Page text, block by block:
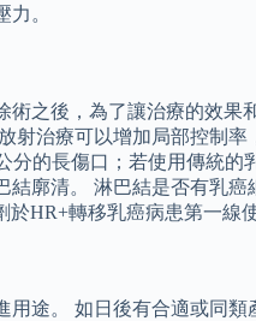
。
之後，為了讓治療的效
射治療可以增加局部控制
的長傷口；若使用傳統
廓清。 淋巴結是否有乳
HR+轉移乳癌病患第一
途。 如日後有合適或同